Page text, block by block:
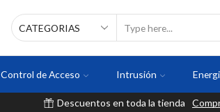
Control de Acceso Intrusión
Descuentos en toda la tienda